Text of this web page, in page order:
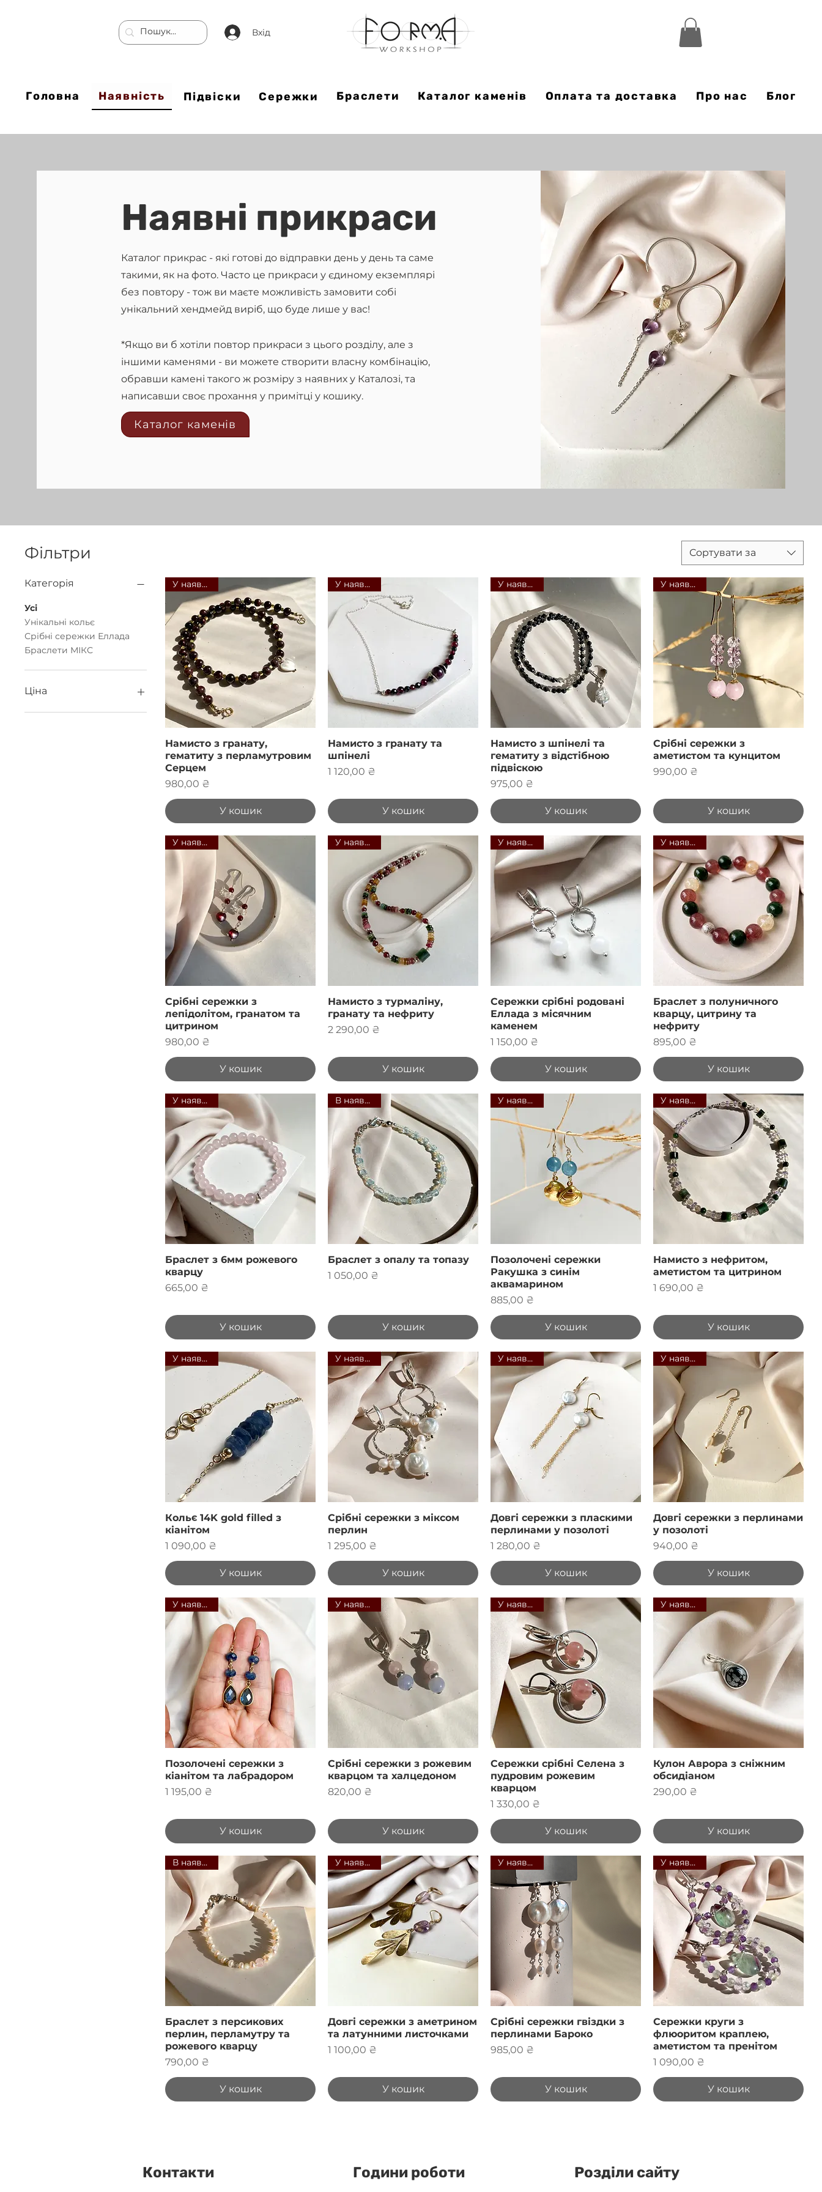
Вхід
Головна Наявність Підвіски Сережки Браслети Каталог каменів Оплата та доставка Про нас Блог
Наявні прикраси
Каталог прикрас - які готові до відправки день у день та саме
такими, як на фото. Часто це прикраси у єдиному екземплярі
без повтору - тож ви маєте можливість замовити собі
унікальний хендмейд виріб, що буде лише у вас!
*Якщо ви б хотіли повтор прикраси з цього розділу, але з
іншими каменями - ви можете створити власну комбінацію,
обравши камені такого ж розміру з наявних у Каталозі, та
написавши своє прохання у примітці у кошику.
Каталог каменів
Фільтри
Категорія
Усі
Унікальні кольє
Срібні сережки Еллада
Браслети МІКС
Ціна
Сортувати за
У наявності
Намисто з гранату,
гематиту з перламутровим
Серцем
Ціна
980,00 ₴
У кошик
У наявності
Намисто з гранату та
шпінелі
Ціна
1 120,00 ₴
У кошик
У наявності
Намисто з шпінелі та
гематиту з відстібною
підвіскою
Ціна
975,00 ₴
У кошик
У наявності
Срібні сережки з
аметистом та кунцитом
Ціна
990,00 ₴
У кошик
У наявності
Срібні сережки з
лепідолітом, гранатом та
цитрином
Ціна
980,00 ₴
У кошик
У наявності
Намисто з турмаліну,
гранату та нефриту
Ціна
2 290,00 ₴
У кошик
У наявності
Сережки срібні родовані
Еллада з місячним
каменем
Ціна
1 150,00 ₴
У кошик
У наявності
Браслет з полуничного
кварцу, цитрину та
нефриту
Ціна
895,00 ₴
У кошик
У наявності
Браслет з 6мм рожевого
кварцу
Ціна
665,00 ₴
У кошик
В наявності
Браслет з опалу та топазу
Ціна
1 050,00 ₴
У кошик
У наявності
Позолочені сережки
Ракушка з синім
аквамарином
Ціна
885,00 ₴
У кошик
У наявності
Намисто з нефритом,
аметистом та цитрином
Ціна
1 690,00 ₴
У кошик
У наявності
Кольє 14K gold filled з
кіанітом
Ціна
1 090,00 ₴
У кошик
У наявності
Срібні сережки з міксом
перлин
Ціна
1 295,00 ₴
У кошик
У наявності
Довгі сережки з пласкими
перлинами у позолоті
Ціна
1 280,00 ₴
У кошик
У наявності
Довгі сережки з перлинами
у позолоті
Ціна
940,00 ₴
У кошик
У наявності
Позолочені сережки з
кіанітом та лабрадором
Ціна
1 195,00 ₴
У кошик
У наявності
Срібні сережки з рожевим
кварцом та халцедоном
Ціна
820,00 ₴
У кошик
У наявності
Сережки срібні Селена з
пудровим рожевим
кварцом
Ціна
1 330,00 ₴
У кошик
У наявності
Кулон Аврора з сніжним
обсидіаном
Ціна
290,00 ₴
У кошик
В наявності
Браслет з персикових
перлин, перламутру та
рожевого кварцу
Ціна
790,00 ₴
У кошик
У наявності
Довгі сережки з аметрином
та латунними листочками
Ціна
1 100,00 ₴
У кошик
У наявності
Срібні сережки гвіздки з
перлинами Бароко
Ціна
985,00 ₴
У кошик
У наявності
Сережки круги з
флюоритом краплею,
аметистом та пренітом
Ціна
1 090,00 ₴
У кошик
Контакти Розділи сайту
Години роботи